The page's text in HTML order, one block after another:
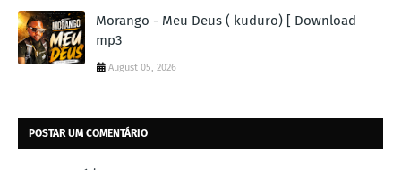
Morango - Meu Deus ( kuduro) [ Download
mp3
August 05, 2026
POSTAR UM COMENTÁRIO